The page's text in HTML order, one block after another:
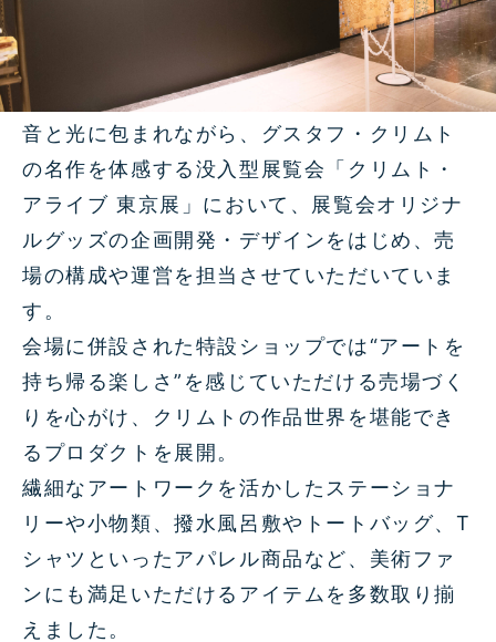
音と光に包まれながら、グスタフ・クリムト
の名作を体感する没入型展覧会「クリムト・
アライブ 東京展」において、展覧会オリジナ
ルグッズの企画開発・デザインをはじめ、売
場の構成や運営を担当させていただいていま
す。
会場に併設された特設ショップでは“アートを
持ち帰る楽しさ”を感じていただける売場づく
りを心がけ、クリムトの作品世界を堪能でき
るプロダクトを展開。
繊細なアートワークを活かしたステーショナ
リーや小物類、撥水風呂敷やトートバッグ、T
シャツといったアパレル商品など、美術ファ
ンにも満足いただけるアイテムを多数取り揃
えました。